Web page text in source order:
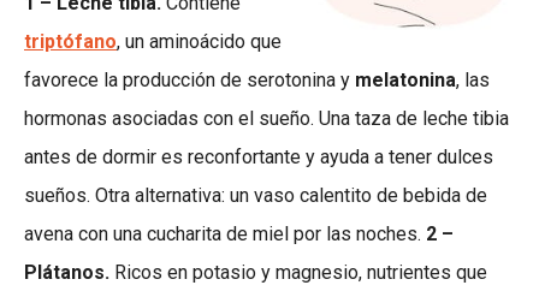
triptófano, un aminoácido que
favorece la producción de serotonina y melatonina, las
hormonas asociadas con el sueño. Una taza de leche tibia
antes de dormir es reconfortante y ayuda a tener dulces
sueños. Otra alternativa: un vaso calentito de bebida de
avena con una cucharita de miel por las noches. 2 –
Plátanos. Ricos en potasio y magnesio, nutrientes que